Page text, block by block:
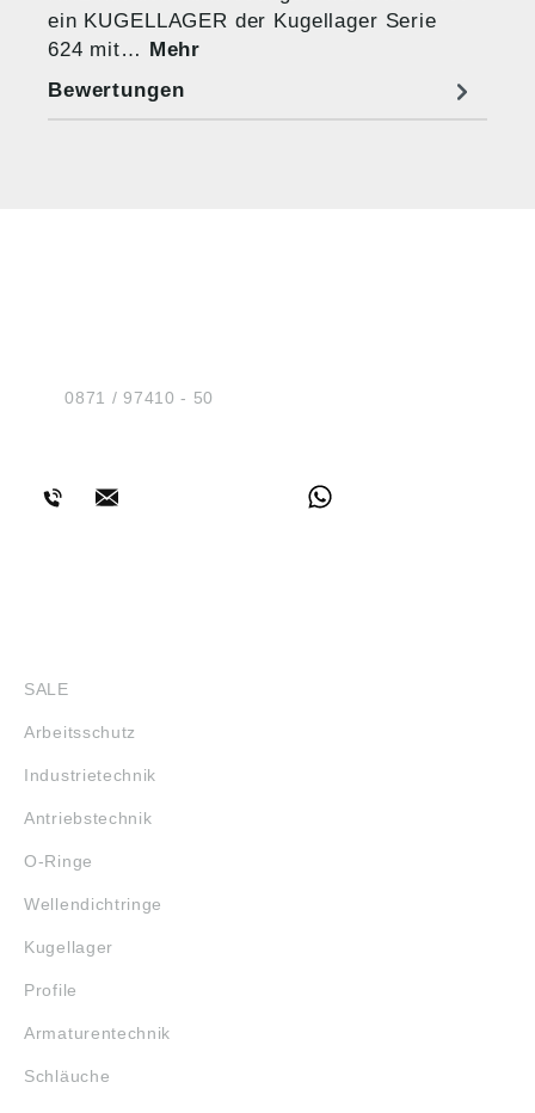
ein KUGELLAGER der Kugellager Serie
624 mit… Mehr
Bewertungen
Tel.:0871 / 97410 - 50
SALE
Arbeitsschutz
Industrietechnik
Antriebstechnik
O-Ringe
Wellendichtringe
Kugellager
Profile
Armaturentechnik
Schläuche